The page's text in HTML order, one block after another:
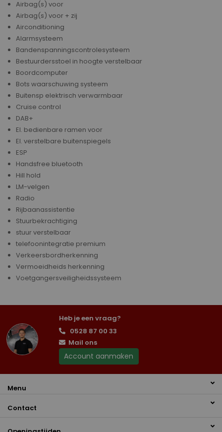
Airbag(s) voor
Airbag(s) voor + zij
Airconditioning
Alarmsysteem
Bandenspanningscontrolesysteem
Bestuurdersstoel in hoogte verstelbaar
Boordcomputer
Bots waarschuwing systeem
Buitensp elektrisch verwarmbaar
Cruise control
DAB+
El. bedienbare ramen voor
El. verstelbare buitenspiegels
ESP
Handsfree bluetooth
Hill hold
LM-velgen
Radio
Rijbaanassistentie
Stuurbekrachtiging
stuur verstelbaar
telefoonintegratie premium
Verkeersbordherkenning
Vermoeidheids herkenning
Voetgangersveiligheidssysteem
Heb je een vraag?
0528 87 00 33
Mail ons
Account aanmaken
Menu
Contact